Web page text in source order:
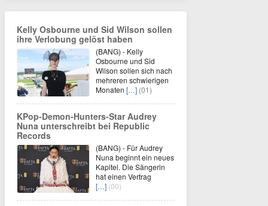
Kelly Osbourne und Sid Wilson sollen
ihre Verlobung gelöst haben
(BANG) - Kelly
Osbourne und Sid
Wilson sollen sich nach
mehreren schwierigen
Monaten […] (01)
KPop-Demon-Hunters-Star Audrey
Nuna unterschreibt bei Republic
Records
(BANG) - Für Audrey
Nuna beginnt ein neues
Kapitel. Die Sängerin
hat einen Vertrag
[…] (00)